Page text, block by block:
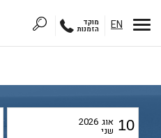
EN מוקד
הזמנות
10 אוג 2026
שני